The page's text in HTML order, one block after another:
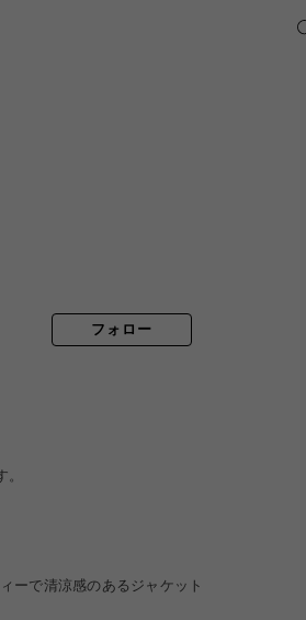
フォロー
ーで清涼感のあるジャケット